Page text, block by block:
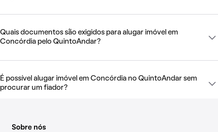
Quais documentos são exigidos para alugar imóvel em
Concórdia pelo QuintoAndar?
É possível alugar imóvel em Concórdia no QuintoAndar sem
procurar um fiador?
Sobre nós